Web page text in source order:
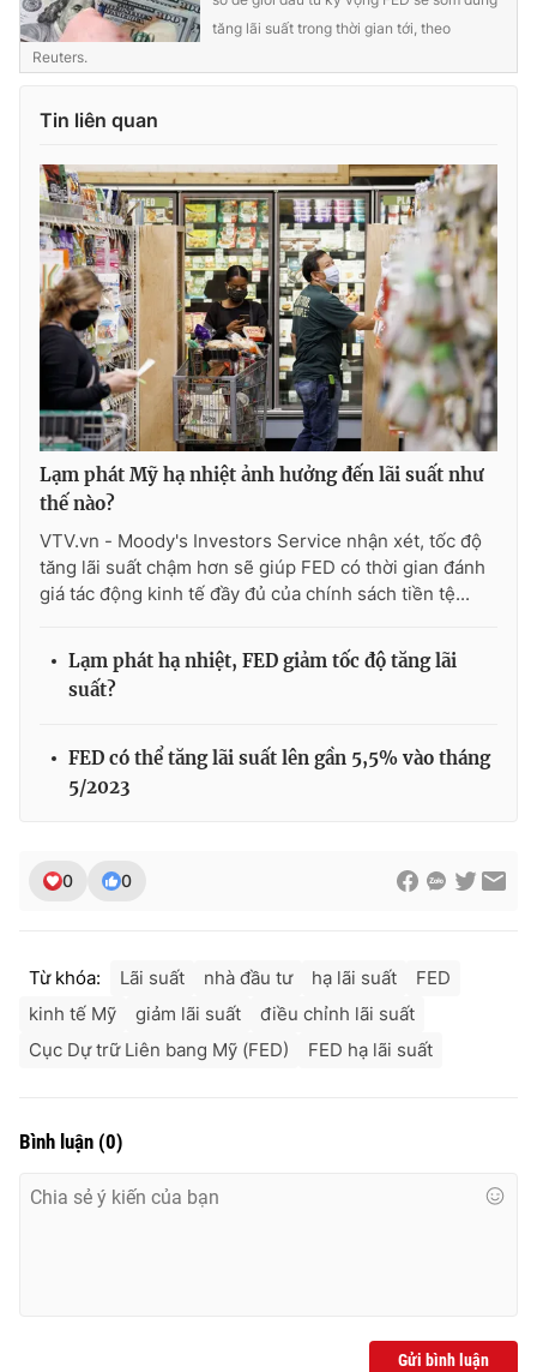
tăng lãi suất trong thời gian tới, theo
Reuters.
Tin liên quan
Lạm phát Mỹ hạ nhiệt ảnh hưởng đến lãi suất như
thế nào?
VTV.vn - Moody's Investors Service nhận xét, tốc độ
tăng lãi suất chậm hơn sẽ giúp FED có thời gian đánh
giá tác động kinh tế đầy đủ của chính sách tiền tệ...
Lạm phát hạ nhiệt, FED giảm tốc độ tăng lãi
suất?
FED có thể tăng lãi suất lên gần 5,5% vào tháng
5/2023
0 0
Từ khóa: Lãi suất nhà đầu tư hạ lãi suất
FED
kinh tế Mỹ
giảm lãi suất
điều chỉnh lãi suất
Cục Dự trữ Liên bang Mỹ (FED)
FED hạ lãi suất
Bình luận (0)
Gửi bình luận